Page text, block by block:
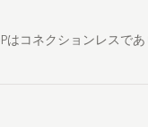
はコネクションレスで